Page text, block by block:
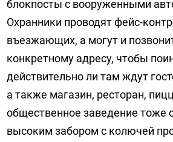
блокпосты с вооруженными
Охранники проводят фейс-
въезжающих, а могут и
конкретному адресу, чтобы
действительно ли там ждут
а также магазин, ресторан,
общественное заведение тоже
высоким забором с колючей